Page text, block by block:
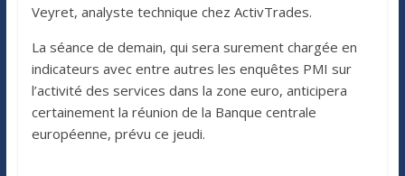
Veyret, analyste technique chez ActivTrades.
La séance de demain, qui sera surement chargée en
indicateurs avec entre autres les enquêtes PMI sur
l’activité des services dans la zone euro, anticipera
certainement la réunion de la Banque centrale
européenne, prévu ce jeudi.